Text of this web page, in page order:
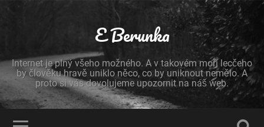
E Berunka
Internet je plný všeho možného. A v takovém moři lecčeho
by člověku hravě uniklo něco, co by uniknout nemělo. A
proto si vás dovolujeme upozornit na náš web.